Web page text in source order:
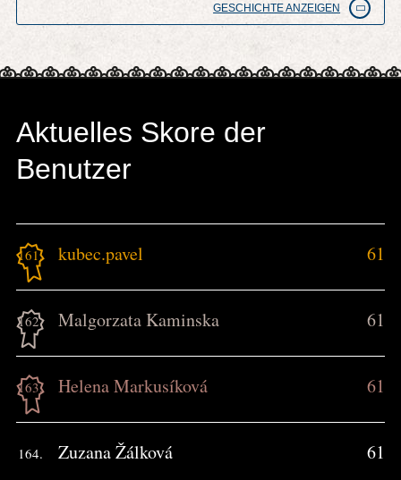
GESCHICHTE ANZEIGEN
Aktuelles Skore der
Benutzer
161. kubec.pavel 61
162. Malgorzata Kaminska 61
163. Helena Markusíková 61
164. Zuzana Žálková 61